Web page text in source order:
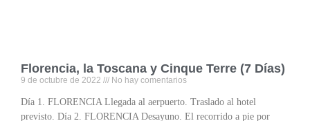
Florencia, la Toscana y Cinque Terre (7 Días)
9 de octubre de 2022 No hay comentarios
Día 1. FLORENCIA Llegada al aerpuerto. Traslado al hotel
previsto. Día 2. FLORENCIA Desayuno. El recorrido a pie por